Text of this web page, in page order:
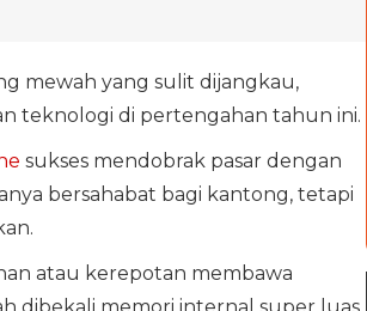
mewah yang sulit dijangkau,
teknologi di pertengahan tahun ini.
sukses mendobrak pasar dengan
bersahabat bagi kantong, tetapi
atau kerepotan membawa
dibekali memori internal super luas